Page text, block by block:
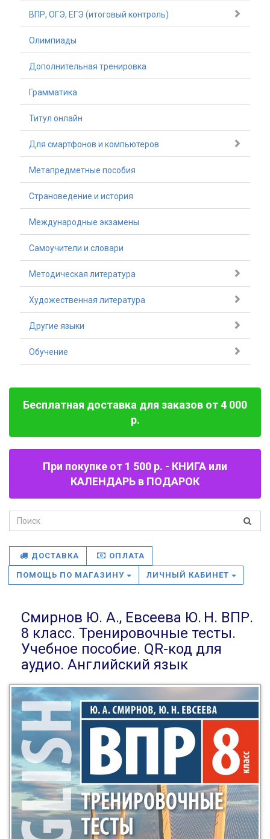
ВПР, ОГЭ, ЕГЭ (итоговый контроль)
Олимпиады
Дополнительная тренировка
Грамматика
Титул онлайн
Для смартфонов и компьютеров
Метапредметные пособия
Страноведение и история
Международные экзамены
Самоучители и словари
Методическая литература
Художественная литература
Другие языки
Обучение
Бесплатная доставка для заказов от 4 000
р.
При покупке от 1 500 р. - КНИГА или
КАЛЕНДАРЬ в ПОДАРОК
ДОСТАВКА ОПЛАТА
ПОМОЩЬ ПО МАГАЗИНУ ЛИЧНЫЙ КАБИНЕТ
Смирнов Ю. А., Евсеева Ю. Н. ВПР.
8 класс. Тренировочные тесты.
Учебное пособие. QR-код для
аудио. Английский язык